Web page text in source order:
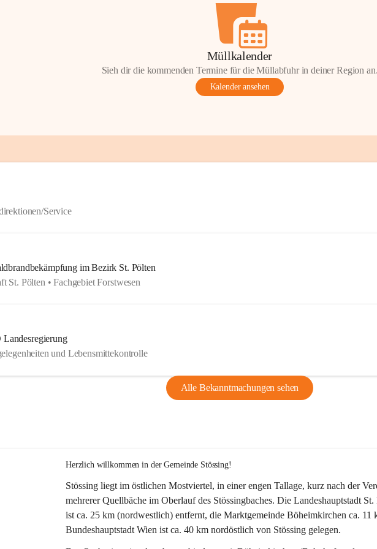
Müllkalender
Sieh dir die kommenden Termine für die Müllabfuhr in deiner Region
Kalender ansehen
Service
im Bezirk St. Pölten
St. Pölten • Fachgebiet Forstwesen
und Lebensmittekontrolle
Alle Bekanntmachungen sehen
Herzlich willkommen in der Gemeinde Stössing!
Stössing liegt im östlichen Mostviertel, in einer engen Tallage, kurz nach der
mehrerer Quellbäche im Oberlauf des Stössingbaches. Die Landeshauptstadt
ist ca. 25 km (nordwestlich) entfernt, die Marktgemeinde Böheimkirchen ca.
Bundeshauptstadt Wien ist ca. 40 km nordöstlich von Stössing gelegen.